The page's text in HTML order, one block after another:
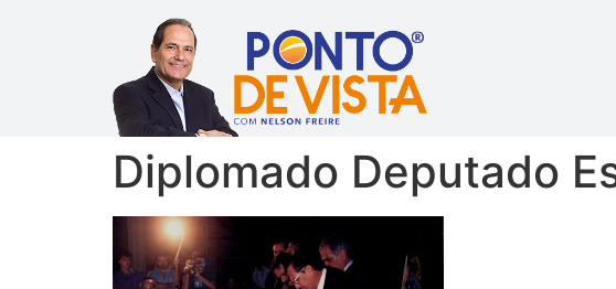
Diplomado Deputado